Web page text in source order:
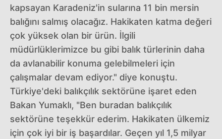
kapsayan Karadeniz'in sularına 11 bin mersin
balığını salmış olacağız. Hakikaten katma değeri
çok yüksek olan bir ürün. İlgili
müdürlüklerimizce bu gibi balık türlerinin daha
da avlanabilir konuma gelebilmeleri için
çalışmalar devam ediyor." diye konuştu.
Türkiye'deki balıkçılık sektörüne işaret eden
Bakan Yumaklı, "Ben buradan balıkçılık
sektörüne teşekkür ederim. Hakikaten ülkemiz
için çok iyi bir iş başardılar. Geçen yıl 1,5 milyar